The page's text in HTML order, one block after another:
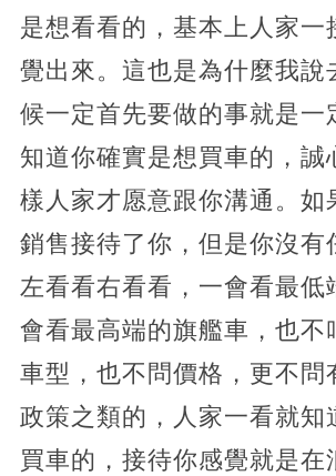
是想看看的，基本上人家一
覺出來。這也是為什麼我說
候一定首先要做的事就是一
知道你確實是想買車的，誠
樣人家才愿意跟你溝通。如
銷售接待了你，但是你沒有
左看看右看看，一會看最低
會看最高端的旗艦車，也不
車型，也不問價格，更不問
政策之類的，人家一看就知
買車的，接待你感覺就是在